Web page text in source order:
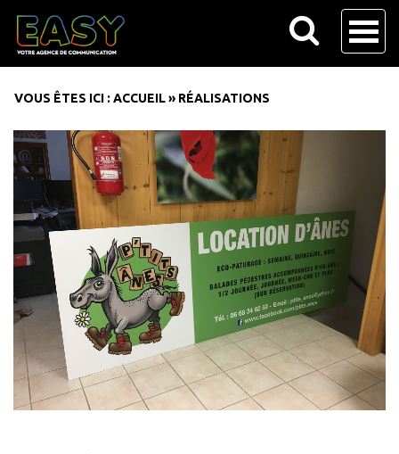
VOUS ÊTES ICI : ACCUEIL» RÉALISATIONS